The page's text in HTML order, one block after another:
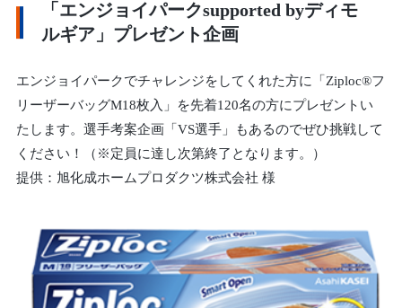
「エンジョイパークsupported byディモ
ルギア」プレゼント企画
エンジョイパークでチャレンジをしてくれた方に「Ziploc®フ
リーザーバッグM18枚入」を先着120名の方にプレゼントい
たします。選手考案企画「VS選手」もあるのでぜひ挑戦して
ください！（※定員に達し次第終了となります。）
提供：旭化成ホームプロダクツ株式会社 様